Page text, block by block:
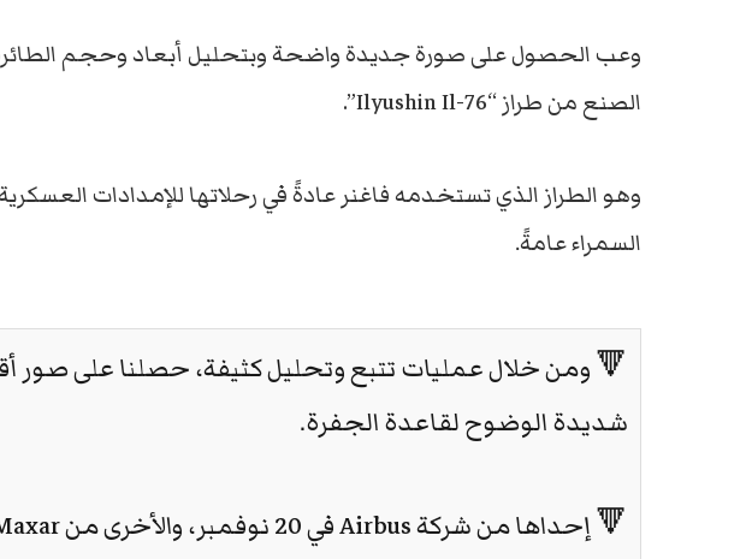
وعب الحصول على صورة جديدة واضحة وبتحليل أبعاد وحجم
الصنع من طراز “Ilyushin Il-76”.
وهو الطراز الذي تستخدمه فاغنر عادةً في رحلاتها للإمدادات العسكرية
السمراء عامةً.
🔻 ومن خلال عمليات تتبع وتحليل كثيفة، حصلنا على صور
شديدة الوضوح لقاعدة الجفرة.